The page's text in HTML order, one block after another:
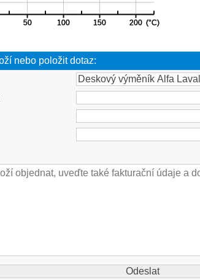
nebo položit dotaz: